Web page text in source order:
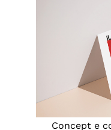
Concept e